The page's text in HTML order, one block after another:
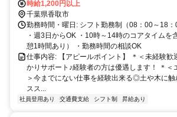
時給1,200円以上
千葉県香取市
勤務時間・曜日: シフト勤務制（08：00～18：
・週3日からOK ・10時～14時のコアタイムを
憩1時間あり） ・勤務時間の相談OK
仕事内容: 【アピールポイント】 ＊＜未経験歓
かりサポート♪経験者の方は優遇します！ ＊＜
＞今までにない仕事を経験出来る◎土や木に
スス...
社員登用あり 交通費支給 シフト制 昇給あり